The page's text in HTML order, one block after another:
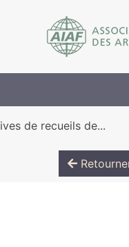
de recueils de...